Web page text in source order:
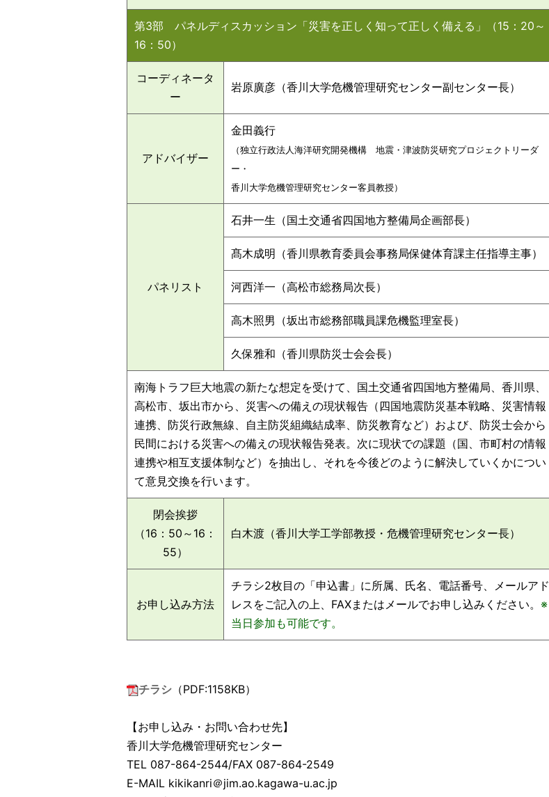
第3部 パネルディスカッション「災害を正しく知って正しく備える」（15：20～
16：50）
コーディネータ
ー
岩原廣彦（香川大学危機管理研究センター副センター長）
アドバイザー
金田義行
（独立行政法人海洋研究開発機構 地震・津波防災研究プロジェクトリーダ
ー・
香川大学危機管理研究センター客員教授）
パネリスト
石井一生（国土交通省四国地方整備局企画部長）
髙木成明（香川県教育委員会事務局保健体育課主任指導主事）
河西洋一（高松市総務局次長）
高木照男（坂出市総務部職員課危機監理室長）
久保雅和（香川県防災士会会長）
南海トラフ巨大地震の新たな想定を受けて、国土交通省四国地方整備局、香川県、
高松市、坂出市から、災害への備えの現状報告（四国地震防災基本戦略、災害情報
連携、防災行政無線、自主防災組織結成率、防災教育など）および、防災士会から
民間における災害への備えの現状報告発表。次に現状での課題（国、市町村の情報
連携や相互支援体制など）を抽出し、それを今後どのように解決していくかについ
て意見交換を行います。
閉会挨拶
（16：50～16：
55）
白木渡（香川大学工学部教授・危機管理研究センター長）
お申し込み方法
チラシ2枚目の「申込書」に所属、氏名、電話番号、メールアド
レスをご記入の上、FAXまたはメールでお申し込みください。 ※
当日参加も可能です。
チラシ （PDF:1158KB）
【お申し込み・お問い合わせ先】
香川大学危機管理研究センター
TEL 087-864-2544/FAX 087-864-2549
E-MAIL kikikanri＠jim.ao.kagawa-u.ac.jp